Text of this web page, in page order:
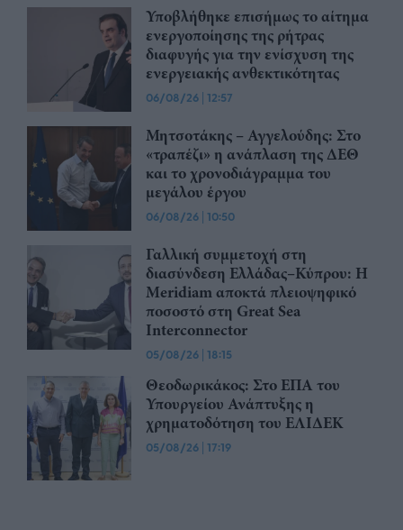
Υποβλήθηκε επισήμως το αίτημα
ενεργοποίησης της ρήτρας
διαφυγής για την ενίσχυση της
ενεργειακής ανθεκτικότητας
06/08/26 | 12:57
Μητσοτάκης – Αγγελούδης: Στο
«τραπέζι» η ανάπλαση της ΔΕΘ
και το χρονοδιάγραμμα του
μεγάλου έργου
06/08/26 | 10:50
Γαλλική συμμετοχή στη
διασύνδεση Ελλάδας–Κύπρου: Η
Meridiam αποκτά πλειοψηφικό
ποσοστό στη Great Sea
Interconnector
05/08/26 | 18:15
Θεοδωρικάκος: Στο ΕΠΑ του
Υπουργείου Ανάπτυξης η
χρηματοδότηση του ΕΛΙΔΕΚ
05/08/26 | 17:19